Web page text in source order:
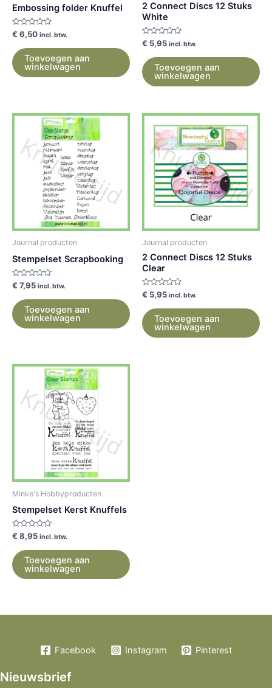
Embossing folder Knuffel
Gewaardeerd
5
€ 6,50 incl. btw.
Toevoegen aan
winkelwagen
2 Connect Discs 12 Stuks
White
Gewaardeerd
uit
5
€ 5,95 incl. btw.
Toevoegen aan
winkelwagen
Journal producten
Stempelset Scrapbooking
Gewaardeerd
0
5
€ 7,95 incl. btw.
Toevoegen aan
winkelwagen
Journal producten
2 Connect Discs 12 Stuks
Clear
Gewaardeerd
0
uit
5
€ 5,95 incl. btw.
Toevoegen aan
winkelwagen
Minke's Hobbyproducten
Stempelset Kerst Knuffels
Gewaardeerd
5
€ 8,95 incl. btw.
Toevoegen aan
winkelwagen
Facebook Instagram Pinterest
Nieuwsbrief